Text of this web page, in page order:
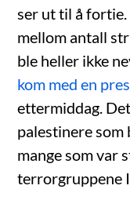
ser ut til å
mellom antall
ble heller ikke
kom med en
ettermiddag.
palestinere som
mange som var
terrorgruppene